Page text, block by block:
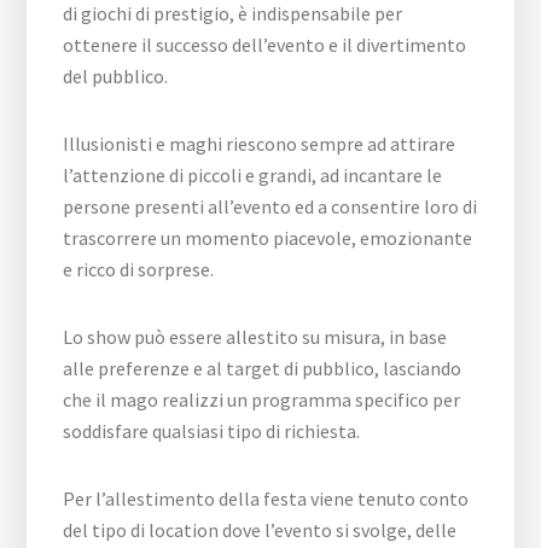
di giochi di prestigio, è indispensabile per
ottenere il successo dell’evento e il divertimento
del pubblico.
Illusionisti e maghi riescono sempre ad attirare
l’attenzione di piccoli e grandi, ad incantare le
persone presenti all’evento ed a consentire loro di
trascorrere un momento piacevole, emozionante
e ricco di sorprese.
Lo show può essere allestito su misura, in base
alle preferenze e al target di pubblico, lasciando
che il mago realizzi un programma specifico per
soddisfare qualsiasi tipo di richiesta.
Per l’allestimento della festa viene tenuto conto
del tipo di location dove l’evento si svolge, delle